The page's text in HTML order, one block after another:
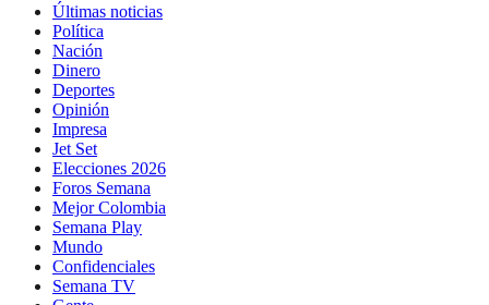
Últimas noticias
Política
Nación
Dinero
Deportes
Opinión
Impresa
Jet Set
Elecciones 2026
Foros Semana
Mejor Colombia
Semana Play
Mundo
Confidenciales
Semana TV